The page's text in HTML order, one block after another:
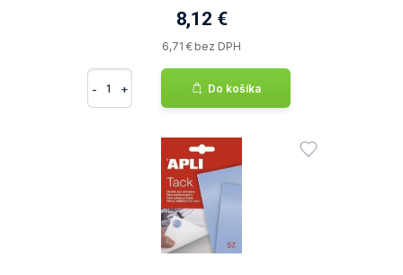
8,12 €
6,71 € bez DPH
- + Do košíka